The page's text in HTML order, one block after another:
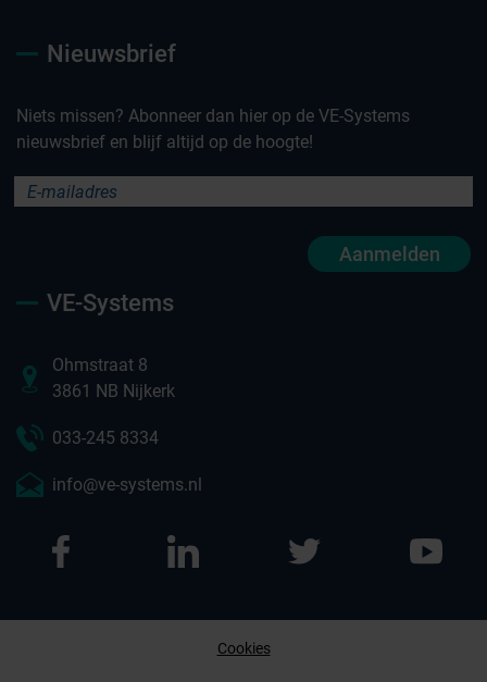
Nieuwsbrief
Niets missen? Abonneer dan hier op de VE-Systems
nieuwsbrief en blijf altijd op de hoogte!
Aanmelden
VE-Systems
Ohmstraat 8
3861 NB Nijkerk
033-245 8334
info@ve-systems.nl
Cookies